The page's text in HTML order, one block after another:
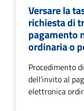
Versare la
richiesta di
pagamento
ordinaria o
Procedimento
dell’invito al
elettronica